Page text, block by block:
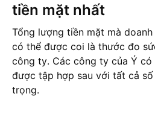
tiền mặt nhất
Tổng lượng tiền mặt mà
có thể được coi là thước đo
công ty. Các công ty của Ý có
được tập hợp sau với tất cả
trọng.